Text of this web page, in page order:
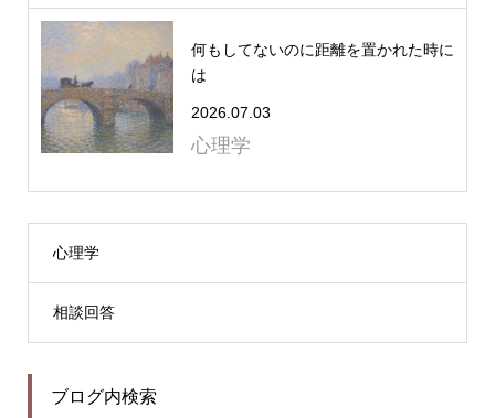
何もしてないのに距離を置かれた時に
は
2026.07.03
心理学
心理学
相談回答
ブログ内検索